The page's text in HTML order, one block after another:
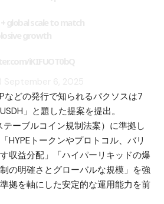
などの発行で知られるパクソスは7
」と題した提案を提出。
テーブルコイン規制法案）に準拠し
HYPEトークンやプロトコル、バリ
収益分配」「ハイパーリキッドの爆
の明確さとグローバルな規模」を強
拠を軸にした安定的な運用能力を前